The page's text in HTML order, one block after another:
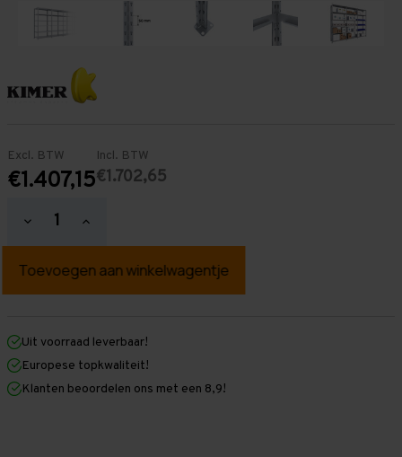
Excl. BTW
€1.407,15
Incl. BTW
€1.702,65
Hoeveelheid
verlagen
Easy
Legbordstelling
x
10.000
mm
x
Hoeveelheid
verhogen
Easy
Legbordstelling
x
10.000
mm
x
Uit voorraad leverbaar!
Europese topkwaliteit!
Klanten beoordelen ons met een 8,9!